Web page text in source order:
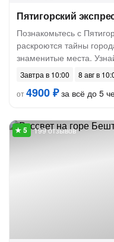
Пятигорский
Познакомьтесь с
раскроются тайны
знаменитые места.
Завтра в 10:00
8 авг в
от4900 ₽за всё до 5
199 отзывов